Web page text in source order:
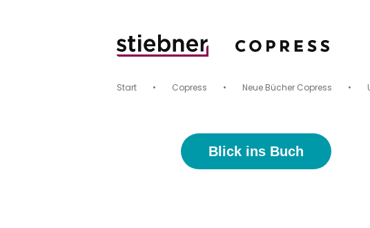
Start • Copress • Neue Bücher Copress •
Blick ins Buch